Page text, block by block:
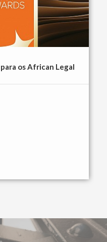
os African Legal